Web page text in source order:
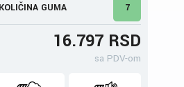
GUMA 7
16.797 RSD
sa PDV-om